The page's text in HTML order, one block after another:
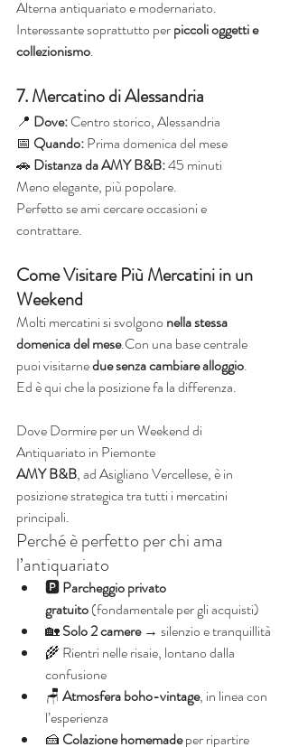
Alterna antiquariato e modernariato.
Interessante soprattutto per piccoli oggetti e
collezionismo.
7. Mercatino di Alessandria
📍 Dove: Centro storico, Alessandria
📅 Quando: Prima domenica del mese
🚗 Distanza da AMY B&B: 45 minuti
Meno elegante, più popolare.
Perfetto se ami cercare occasioni e
contrattare.
Come Visitare Più Mercatini in un
Weekend
Molti mercatini si svolgono nella stessa
domenica del mese.Con una base centrale
puoi visitarne due senza cambiare alloggio.
Ed è qui che la posizione fa la differenza.
Dove Dormire per un Weekend di
Antiquariato in Piemonte
AMY B&B, ad Asigliano Vercellese, è in
posizione strategica tra tutti i mercatini
principali.
Perché è perfetto per chi ama
l’antiquariato
🅿️ Parcheggio privato
gratuito (fondamentale per gli acquisti)
🏡 Solo 2 camere → silenzio e tranquillità
🌾 Rientri nelle risaie, lontano dalla
confusione
🪑 Atmosfera boho-vintage, in linea con
l’esperienza
🍰 Colazione homemade per ripartire